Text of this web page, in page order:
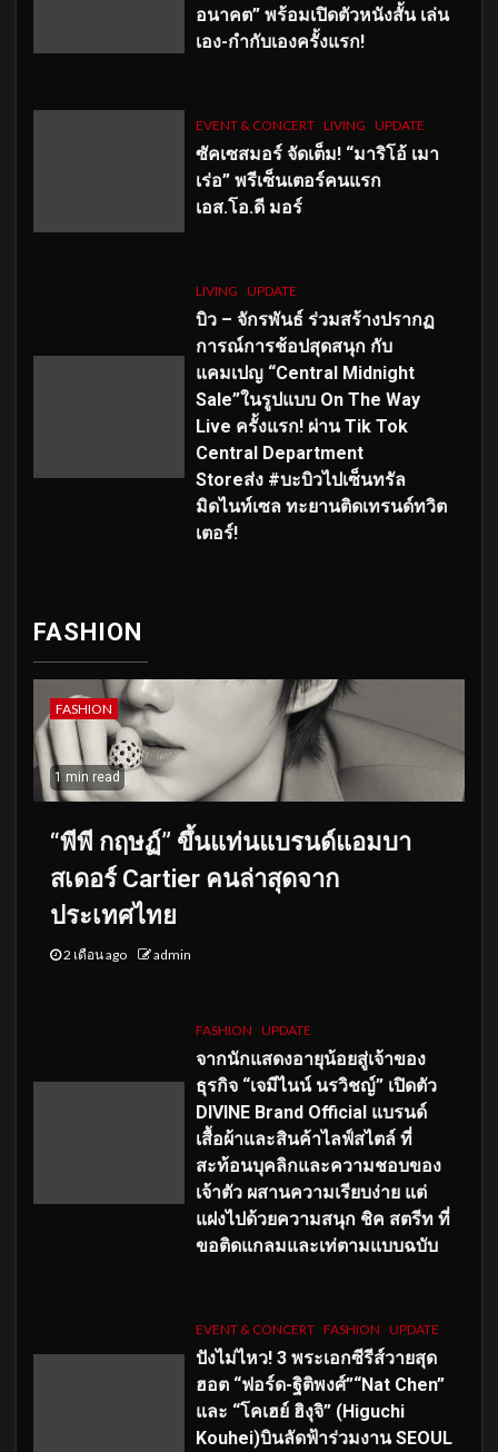
อนาคต” พร้อมเปิดตัวหนังสั้น เล่น
เอง-กำกับเองครั้งแรก!
EVENT & CONCERT LIVING UPDATE
ซัคเซสมอร์ จัดเต็ม! “มาริโอ้ เมา
เร่อ” พรีเซ็นเตอร์คนแรก
เอส.โอ.ดี มอร์
LIVING UPDATE
บิว – จักรพันธ์ ร่วมสร้างปรากฏ
การณ์การช้อปสุดสนุก กับ
แคมเปญ “Central Midnight
Sale”ในรูปแบบ On The Way
Live ครั้งแรก! ผ่าน Tik Tok
Central Department
Storeส่ง #บะบิวไปเซ็นทรัล
มิดไนท์เซล ทะยานติดเทรนด์ทวิต
เตอร์!
FASHION
FASHION
1 min read
“พีพี กฤษฏ์” ขึ้นแท่นแบรนด์แอมบา
สเดอร์ Cartier คนล่าสุดจาก
ประเทศไทย
2 เดือน ago admin
FASHION UPDATE
จากนักแสดงอายุน้อยสู่เจ้าของ
ธุรกิจ “เจมีไนน์ นรวิชญ์” เปิดตัว
DIVINE Brand Official แบรนด์
เสื้อผ้าและสินค้าไลฟ์สไตล์ ที่
สะท้อนบุคลิกและความชอบของ
เจ้าตัว ผสานความเรียบง่าย แต่
แฝงไปด้วยความสนุก ชิค สตรีท ที่
ขอติดแกลมและเท่ตามแบบฉบับ
EVENT & CONCERT FASHION UPDATE
ปังไม่ไหว! 3 พระเอกซีรีส์วายสุด
ฮอต “ฟอร์ด-ฐิติพงศ์”“Nat Chen”
และ “โคเฮย์ ฮิงุจิ” (Higuchi
Kouhei)บินลัดฟ้าร่วมงาน SEOUL